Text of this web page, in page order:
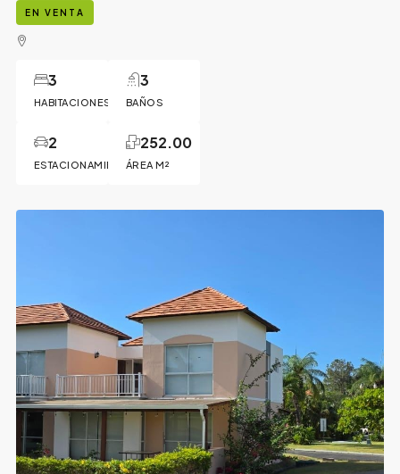
EN VENTA
HABITACIONES
3
BAÑOS
3
ESTACIONAMIENTOS
2
ÁREA M²
252.00